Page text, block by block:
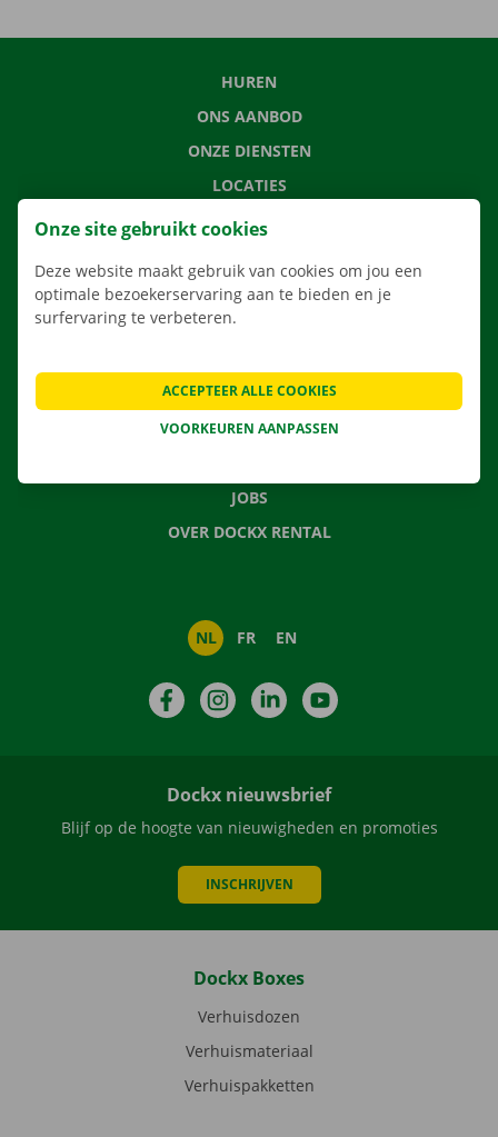
HUREN
ONS AANBOD
ONZE DIENSTEN
LOCATIES
APP
VEELGESTELDE VRAGEN
NIEUWS
JOBS
OVER DOCKX RENTAL
NL FR EN
FacebookInstagramLinkedIn
Dockx nieuwsbrief
Blijf op de hoogte van nieuwigheden en promoties
INSCHRIJVEN
Dockx Boxes
Verhuisdozen
Verhuismateriaal
Verhuispakketten
Onze site gebruikt cookies
Deze website maakt gebruik van cookies om jou een
optimale bezoekerservaring aan te bieden en je
surfervaring te verbeteren.
VOORKEUREN AANPASSEN
ACCEPTEER ALLE COOKIES